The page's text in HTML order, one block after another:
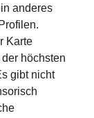
anderes
Karte
höchsten
gibt nicht